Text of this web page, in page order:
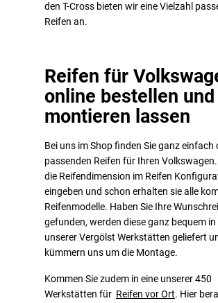
den T-Cross bieten wir eine Vielzahl
Reifen an.
Reifen für
online bestellen und
montieren lassen
Bei uns im Shop finden Sie ganz einfach
passenden Reifen für Ihren
die Reifendimension im Reifen
eingeben und schon erhalten sie alle
Reifenmodelle. Haben Sie Ihre
gefunden, werden diese ganz bequem in
unserer Vergölst Werkstätten geliefert
kümmern uns um die Montage.
Kommen Sie zudem in eine unserer 450
Werkstätten für Reifen vor Ort. Hier